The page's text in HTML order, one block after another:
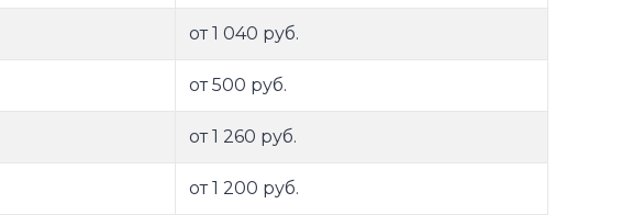
от 1 040 руб.
от 500 руб.
от 1 260 руб.
от 1 200 руб.